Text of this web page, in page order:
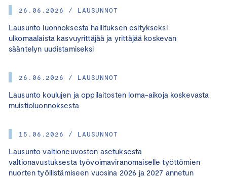
26.06.2026 / LAUSUNNOT
Lausunto luonnoksesta hallituksen esitykseksi
ulkomaalaista kasvuyrittäjää ja yrittäjää koskevan
sääntelyn uudistamiseksi
26.06.2026 / LAUSUNNOT
Lausunto koulujen ja oppilaitosten loma-aikoja koskevasta
muistioluonnoksesta
15.06.2026 / LAUSUNNOT
Lausunto valtioneuvoston asetuksesta
valtionavustuksesta työvoimaviranomaiselle työttömien
nuorten työllistämiseen vuosina 2026 ja 2027 annetun